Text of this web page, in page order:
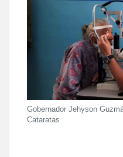
Gobernador Jehyson
Cataratas